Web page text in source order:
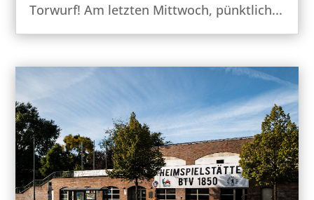
Torwurf! Am letzten Mittwoch, pünktlich...